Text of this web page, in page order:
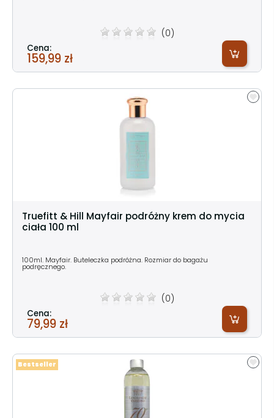
(0)
Cena:
159,99 zł
Truefitt & Hill Mayfair podróżny krem do mycia
ciała 100 ml
100ml. Mayfair. Buteleczka podróżna. Rozmiar do bagażu
podręcznego.
(0)
Cena:
79,99 zł
Bestseller